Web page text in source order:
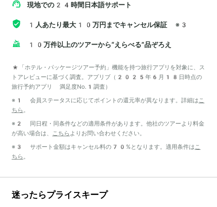
現地での24時間日本語サポート
1人あたり最大10万円までキャンセル保証 ※3
10万件以上のツアーから“えらべる”品ぞろえ
*「ホテル・パッケージツアー予約」機能を持つ旅行アプリを対象に、ス
トアレビューに基づく調査。アプリブ（2025年6月18日時点の
旅行予約アプリ 満足度No.1調査）
※1 会員ステータスに応じてポイントの還元率が異なります。詳細は こ
ちら 。
※2 同日程・同条件などの適用条件があります。他社のツアーより料金
が高い場合は、
こちら よりお問い合わせください。
※3 サポート金額はキャンセル料の70%となります。適用条件は こ
ちら 。
迷ったらプライスキープ